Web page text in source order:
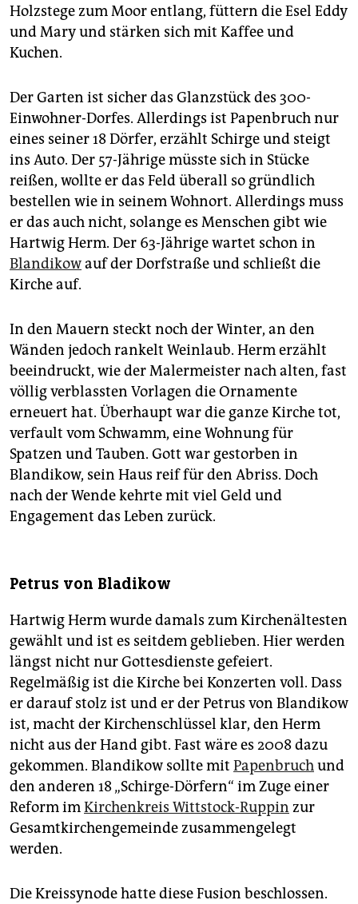
Holzstege zum Moor entlang, füttern die Esel Eddy
und Mary und stärken sich mit Kaffee und
Kuchen.
Der Garten ist sicher das Glanzstück des 300-
Einwohner-Dorfes. Allerdings ist Papenbruch nur
eines seiner 18 Dörfer, erzählt Schirge und steigt
ins Auto. Der 57-Jährige müsste sich in Stücke
reißen, wollte er das Feld überall so gründlich
bestellen wie in seinem Wohnort. Allerdings muss
er das auch nicht, solange es Menschen gibt wie
Hartwig Herm. Der 63-Jährige wartet schon in
Blandikowauf der Dorfstraße und schließt die
Kirche auf.
In den Mauern steckt noch der Winter, an den
Wänden jedoch rankelt Weinlaub. Herm erzählt
beeindruckt, wie der Malermeister nach alten, fast
völlig verblassten Vorlagen die Ornamente
erneuert hat. Überhaupt war die ganze Kirche tot,
verfault vom Schwamm, eine Wohnung für
Spatzen und Tauben. Gott war gestorben in
Blandikow, sein Haus reif für den Abriss. Doch
nach der Wende kehrte mit viel Geld und
Engagement das Leben zurück.
Petrus von Bladikow
Hartwig Herm wurde damals zum Kirchenältesten
gewählt und ist es seitdem geblieben. Hier werden
längst nicht nur Gottesdienste gefeiert.
Regelmäßig ist die Kirche bei Konzerten voll. Dass
er darauf stolz ist und er der Petrus von Blandikow
ist, macht der Kirchenschlüssel klar, den Herm
nicht aus der Hand gibt. Fast wäre es 2008 dazu
gekommen. Blandikow sollte mit Papenbruchund
den anderen 18 „Schirge-Dörfern“ im Zuge einer
Reform imKirchenkreis Wittstock-Ruppin zur
Gesamtkirchengemeinde zusammengelegt
werden.
Die Kreissynode hatte diese Fusion beschlossen.